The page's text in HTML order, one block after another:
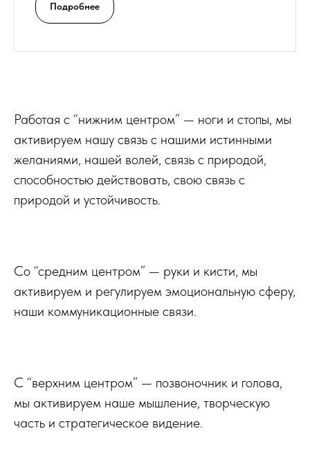
Подробнее
Работая с “нижним центром” — ноги и стопы, мы
активируем нашу связь с нашими истинными
желаниями, нашей волей, связь с природой,
способностью действовать, свою связь с
природой и устойчивость.
Со “средним центром” — руки и кисти, мы
активируем и регулируем эмоциональную сферу,
наши коммуникационные связи.
С “верхним центром” — позвоночник и голова,
мы активируем наше мышление, творческую
часть и стратегическое видение.